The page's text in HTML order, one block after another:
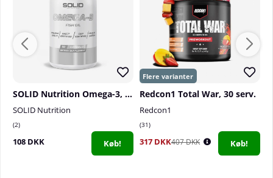
______________________
Portion:50 g (8 portioner)
SOLID Nutrition Omega-3, 90 caps
SOLID Nutrition
2
108 DKK Køb!
Redcon1 Total War, 30 serv.
Redcon1
31
317 DKK407 DKK Køb!